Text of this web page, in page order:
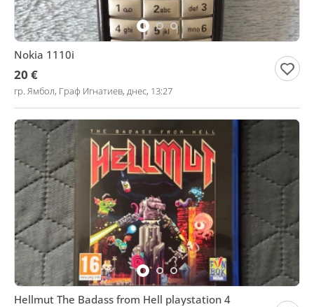
Nokia 1110i
20 €
гр. Ямбол, Граф Игнатиев, днес, 13:27
Hellmut The Badass from Hell playstation 4